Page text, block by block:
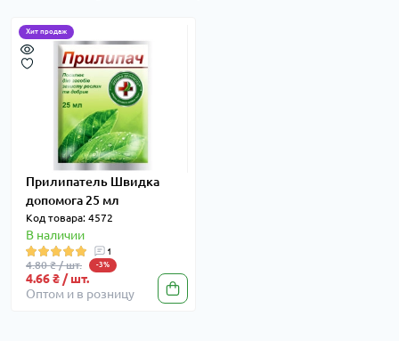
Хит продаж
Прилипатель Швидка
допомога 25 мл
Код товара: 4572
В наличии
1
4.80 ₴ / шт. -3%
4.66 ₴ / шт.
Оптом и в розницу